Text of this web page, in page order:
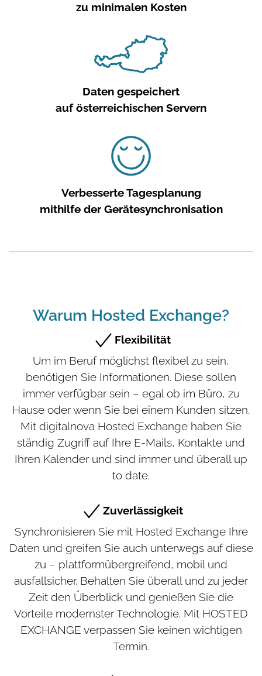
zu minimalen Kosten
Daten gespeichert
auf österreichischen Servern
Verbesserte Tagesplanung
mithilfe der Gerätesynchronisation
Warum Hosted Exchange?
Flexibilität
Um im Beruf möglichst flexibel zu sein,
benötigen Sie Informationen. Diese sollen
immer verfügbar sein – egal ob im Büro, zu
Hause oder wenn Sie bei einem Kunden sitzen.
Mit digitalnova Hosted Exchange haben Sie
ständig Zugriff auf Ihre E-Mails, Kontakte und
Ihren Kalender und sind immer und überall up
to date.
Zuverlässigkeit
Synchronisieren Sie mit Hosted Exchange Ihre
Daten und greifen Sie auch unterwegs auf diese
zu – plattformübergreifend, mobil und
ausfallsicher. Behalten Sie überall und zu jeder
Zeit den Überblick und genießen Sie die
Vorteile modernster Technologie. Mit HOSTED
EXCHANGE verpassen Sie keinen wichtigen
Termin.